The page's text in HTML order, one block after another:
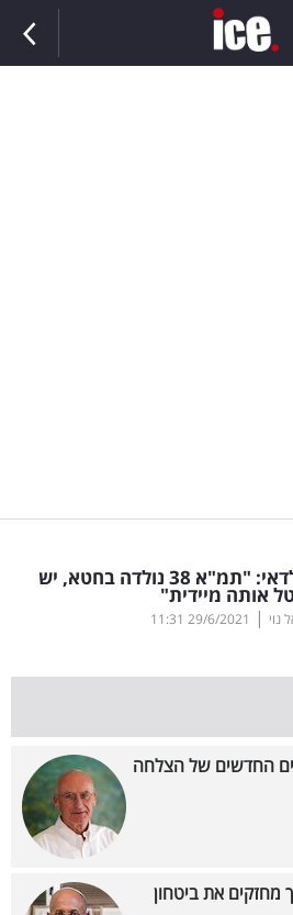
חולדאי: "תמ"א 38 נולדה בחטא, יש
אותה מיידית"
נוי |
29/6/2021
11:31
החדשים של הצלחה
מחזקים את ביטחון